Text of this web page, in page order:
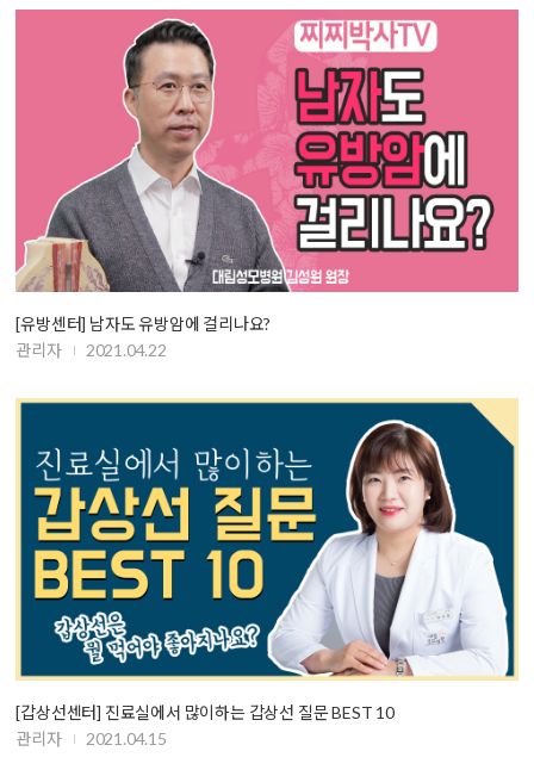
[유방센터] 남자도 유방암에 걸리나요?
관리자
2021.04.22
[갑상선센터] 진료실에서 많이하는 갑상선 질문 BEST 10
관리자
2021.04.15